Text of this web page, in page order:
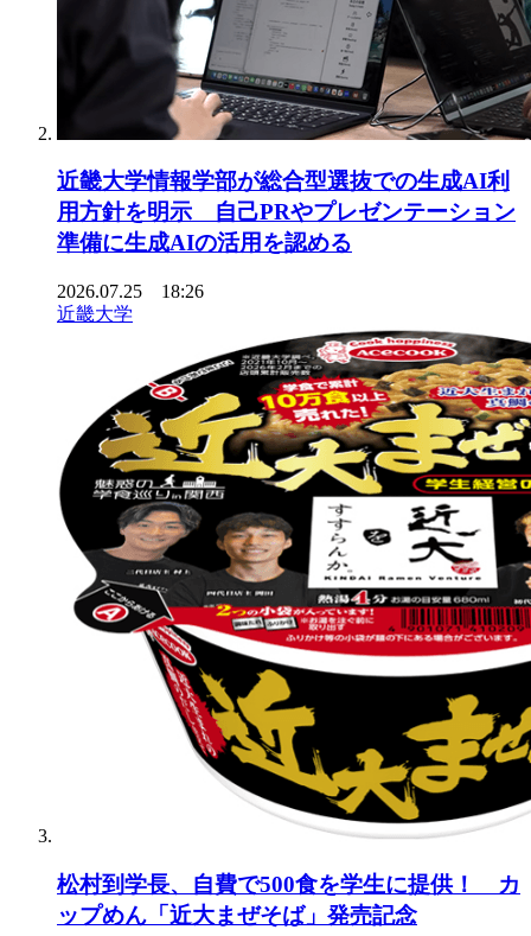
近畿大学情報学部が総合型選抜での生成AI利
用方針を明示 自己PRやプレゼンテーション
準備に生成AIの活用を認める
2026.07.25 18:26
近畿大学
松村到学長、自費で500食を学生に提供！ カ
ップめん「近大まぜそば」発売記念